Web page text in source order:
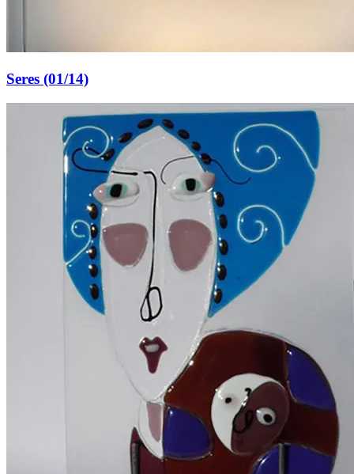
Seres (01/14)